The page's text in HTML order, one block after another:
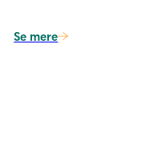
Se mere